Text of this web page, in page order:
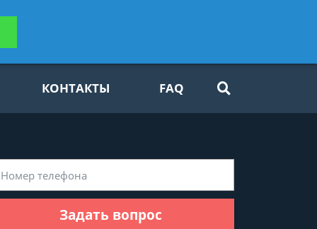
КОНТАКТЫ FAQ
Задать вопрос